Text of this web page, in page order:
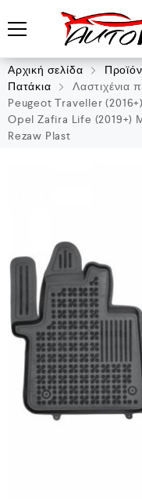
Αρχική σελίδα
Πατάκια
Λαστιχένια
Peugeot Traveller
Opel Zafira Life (2019+)
Rezaw Plast